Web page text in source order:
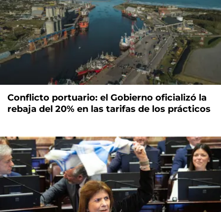
Conflicto portuario: el Gobierno oficializó la
rebaja del 20% en las tarifas de los prácticos